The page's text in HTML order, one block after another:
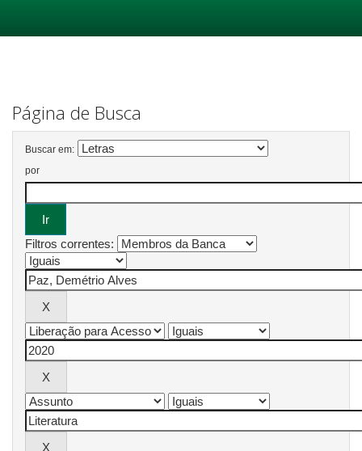
Página de Busca
Buscar em:
por
Filtros correntes: